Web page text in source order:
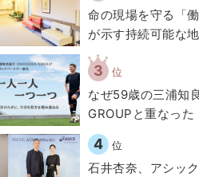
命の現場を守る「
が示す持続可能な
3 位
なぜ59歳の三浦知
GROUPと重なった
4 位
石井杏奈、アシッ